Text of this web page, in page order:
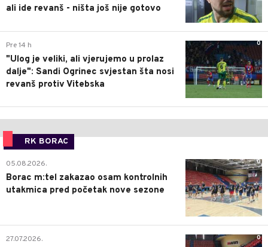
ali ide revanš - ništa još nije gotovo
0
Pre 14 h
"Ulog je veliki, ali vjerujemo u prolaz
dalje": Sandi Ogrinec svjestan šta nosi
revanš protiv Vitebska
RK BORAC
0
05.08.2026.
Borac m:tel zakazao osam kontrolnih
utakmica pred početak nove sezone
0
27.07.2026.